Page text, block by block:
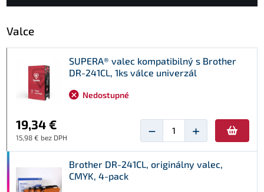
Valce
SUPERA® valec kompatibilný s Brother
DR-241CL, 1ks válce univerzál
Nedostupné
19,34 €
15,98 € bez DPH − +
Brother DR-241CL, originálny valec,
CMYK, 4-pack